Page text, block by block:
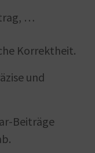
…
Korrektheit.
und
Beiträge